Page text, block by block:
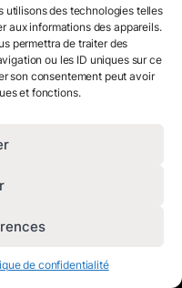
utilisons des technologies telles
aux informations des appareils.
permettra de traiter des
ou les ID uniques sur ce
son consentement peut avoir
et fonctions.
de confidentialité